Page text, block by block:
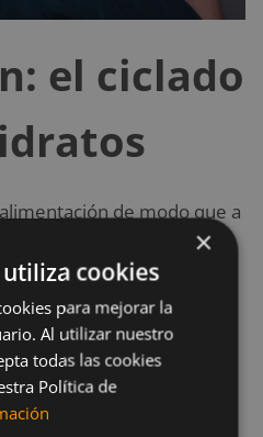
el ciclado
de modo que a
ciertos días en los
de la restricción
por medio derefeeds
aunque este número
actividad física.
×
cookies
para mejorar la
Al utilizar nuestro
todas las cookies
Política de